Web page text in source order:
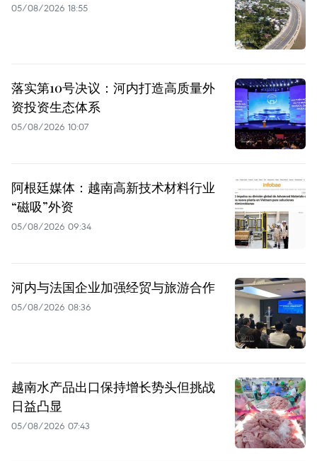
05/08/2026 18:55
落实第10号决议：河内打造高质量外
资投资生态体系
05/08/2026 10:07
阿根廷媒体：越南高新技术材料行业
“磁吸”外资
05/08/2026 09:34
河内与法国企业加强经贸与旅游合作
05/08/2026 08:36
越南水产品出口保持增长势头但挑战
日益凸显
05/08/2026 07:43